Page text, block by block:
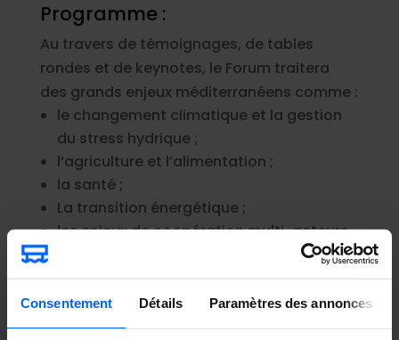
Consentement Détails Paramètres des annonces
Programme :
Au travers de témoignages, de tables
rondes et de keynotes, le Forum traitera
des grands enjeux méditerranéens comme :
le changement climatique et la gestion
du stress hydrique ;
l’agriculture et l’alimentation ;
la santé ;
La transition énergétique ;
les enjeux de coopération multi-acteurs